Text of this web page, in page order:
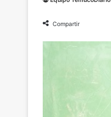
Compartir